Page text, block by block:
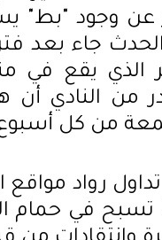
عن وجود "بط"
جاء بعد
الذي يقع في
من النادي أن
من كل
رواد
تسبح في حمام